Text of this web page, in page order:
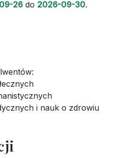
26 do 2026-09-30.
i nauk o zdrowiu